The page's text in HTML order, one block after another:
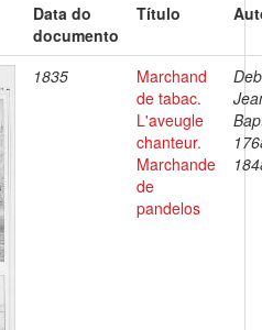
Data do
documento
Título
1835
Marchand
de tabac.
L'aveugle
chanteur.
Marchande
de
pandelos